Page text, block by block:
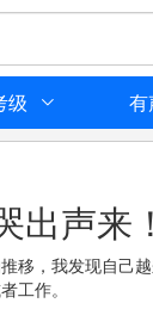
级 有
出声来
移，我发现自己
工作。